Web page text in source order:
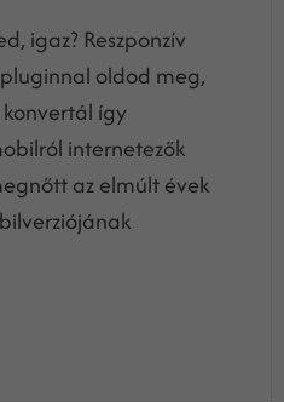
igaz? Reszponzív
oldod meg,
konvertál így
internetezők
az elmúlt évek